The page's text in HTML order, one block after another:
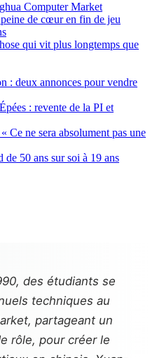
Computer Market
de cœur en fin de jeu
qui vit plus longtemps que
: deux annonces pour vendre
: revente de la PI et
Ce ne sera absolument pas une
50 ans sur soi à 19 ans
des étudiants se
techniques au
partageant un
rôle, pour créer le